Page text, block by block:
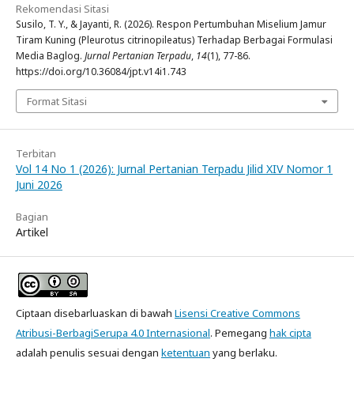
Rekomendasi Sitasi
Susilo, T. Y., & Jayanti, R. (2026). Respon Pertumbuhan Miselium Jamur
Tiram Kuning (Pleurotus citrinopileatus) Terhadap Berbagai Formulasi
Media Baglog. Jurnal Pertanian Terpadu, 14(1), 77-86.
https://doi.org/10.36084/jpt.v14i1.743
Format Sitasi
Terbitan
Vol 14 No 1 (2026): Jurnal Pertanian Terpadu Jilid XIV Nomor 1
Juni 2026
Bagian
Artikel
Ciptaan disebarluaskan di bawah Lisensi Creative Commons
Atribusi-BerbagiSerupa 4.0 Internasional. Pemegang hak cipta
adalah penulis sesuai dengan ketentuan yang berlaku.